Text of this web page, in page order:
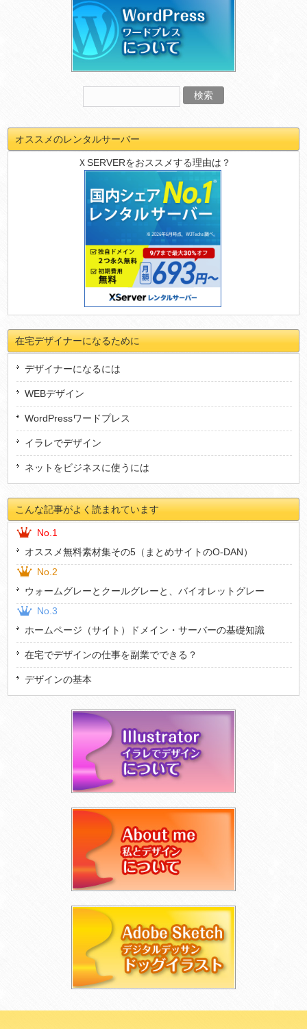
オススメのレンタルサーバー
ＸSERVERをおススメする理由は？
在宅デザイナーになるために
デザイナーになるには
WEBデザイン
WordPressワードプレス
イラレでデザイン
ネットをビジネスに使うには
こんな記事がよく読まれています
No.1
オススメ無料素材集その5（まとめサイトのO-DAN）
No.2
ウォームグレーとクールグレーと、バイオレットグレー
No.3
ホームページ（サイト）ドメイン・サーバーの基礎知識
在宅でデザインの仕事を副業でできる？
デザインの基本